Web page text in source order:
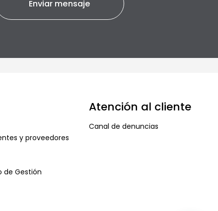
y proveedores
de Gestión
Atención al cliente
Canal de denuncias